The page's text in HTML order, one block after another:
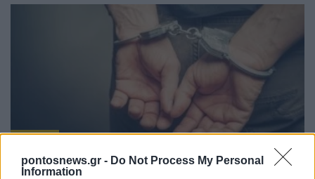
pontosnews.gr - Do Not Process My Personal
Information
ΕΛΛΑΔΑ
ΕΛΑΣ: Συνεχίζεται με ταχείς ρυθμούς η